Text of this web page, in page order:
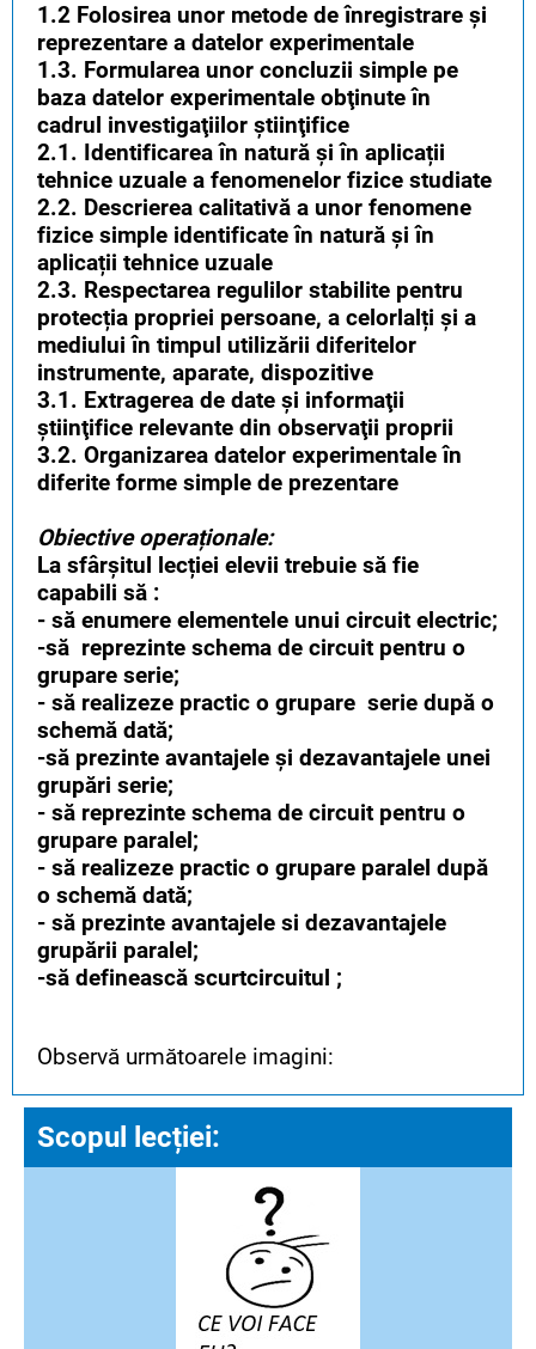
1.2 Folosirea unor metode de înregistrare şi
reprezentare a datelor experimentale
1.3. Formularea unor concluzii simple pe
baza datelor experimentale obţinute în
cadrul investigaţiilor ştiinţifice
2.1. Identificarea în natură și în aplicații
tehnice uzuale a fenomenelor fizice studiate
2.2. Descrierea calitativă a unor fenomene
fizice simple identificate în natură și în
aplicații tehnice uzuale
2.3. Respectarea regulilor stabilite pentru
protecția propriei persoane, a celorlalți și a
mediului în timpul utilizării diferitelor
instrumente, aparate, dispozitive
3.1. Extragerea de date şi informaţii
ştiinţifice relevante din observaţii proprii
3.2. Organizarea datelor experimentale în
diferite forme simple de prezentare
Obiective operaționale:
La sfârșitul lecției elevii trebuie să fie
capabili să :
- să enumere elementele unui circuit electric;
-să reprezinte schema de circuit pentru o
grupare serie;
- să realizeze practic o grupare serie după o
schemă dată;
-să prezinte avantajele și dezavantajele unei
grupări serie;
- să reprezinte schema de circuit pentru o
grupare paralel;
- să realizeze practic o grupare paralel după
o schemă dată;
- să prezinte avantajele si dezavantajele
grupării paralel;
-să definească scurtcircuitul ;
Observă următoarele imagini:
Scopul lecției: